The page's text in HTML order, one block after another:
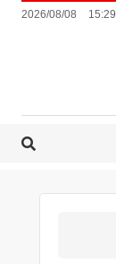
15:29
2026/08/08